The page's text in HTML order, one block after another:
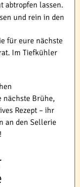
abtropfen lassen.
und rein in den
für eure nächste
Im Tiefkühler
nächste Brühe,
Rezept – ihr
an den Sellerie